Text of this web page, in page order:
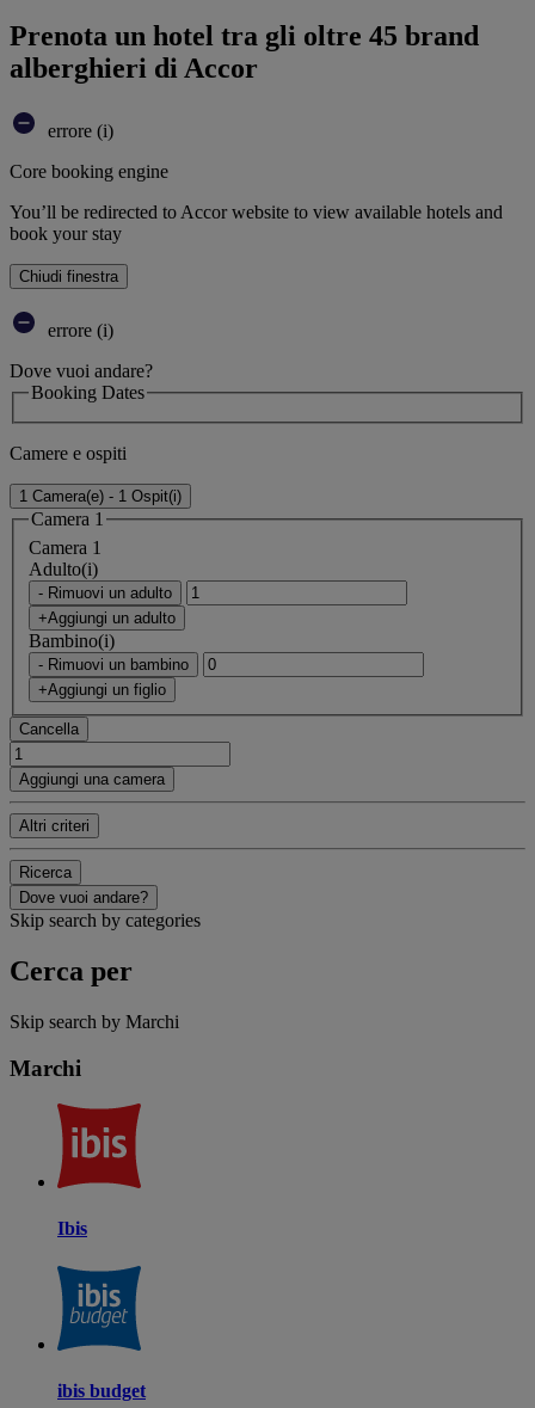
Prenota un hotel tra gli oltre 45 brand
alberghieri di Accor
errore (i)
Core booking engine
You’ll be redirected to Accor website to view available hotels and
book your stay
Chiudi finestra
errore (i)
Dove vuoi andare?
Booking Dates
Camere e ospiti
1 Camera(e) - 1 Ospit(i)
Camera 1
Camera 1
Adulto(i)
- Rimuovi un adulto
+Aggiungi un adulto
Bambino(i)
- Rimuovi un bambino
+Aggiungi un figlio
Cancella
Aggiungi una camera
Altri criteri
Ricerca
Dove vuoi andare?
Skip search by categories
Cerca per
Skip search by Marchi
Marchi
Ibis
ibis budget